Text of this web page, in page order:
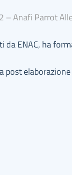
– Anafi Parrot
ENAC, ha